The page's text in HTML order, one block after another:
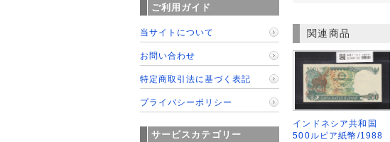
関連商品
インドネシア共和国
500ルピア紙幣/1988
ご利用ガイド
当サイトについて
お問い合わせ
特定商取引法に基づく表記
プライバシーポリシー
サービスカテゴリー